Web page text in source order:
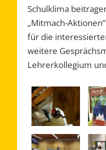
Schulklima
„Mitmach-
für die
weitere
Lehrerkollegium